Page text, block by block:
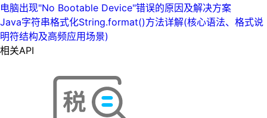
电脑出现"No Bootable Device"错误的原因及解决方案
Java字符串格式化String.format()方法详解(核心语法、格式说
明符结构及高频应用场景)
相关API